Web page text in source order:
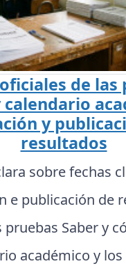
de las
calendario
y
resultados
sobre fechas
e publicación de
pruebas Saber y
académico y